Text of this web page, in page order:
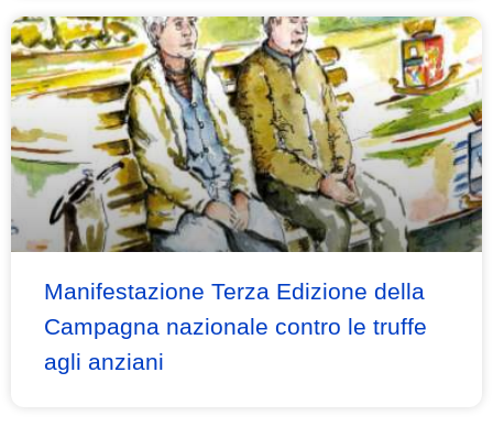
Manifestazione Terza Edizione della
Campagna nazionale contro le truffe
agli anziani